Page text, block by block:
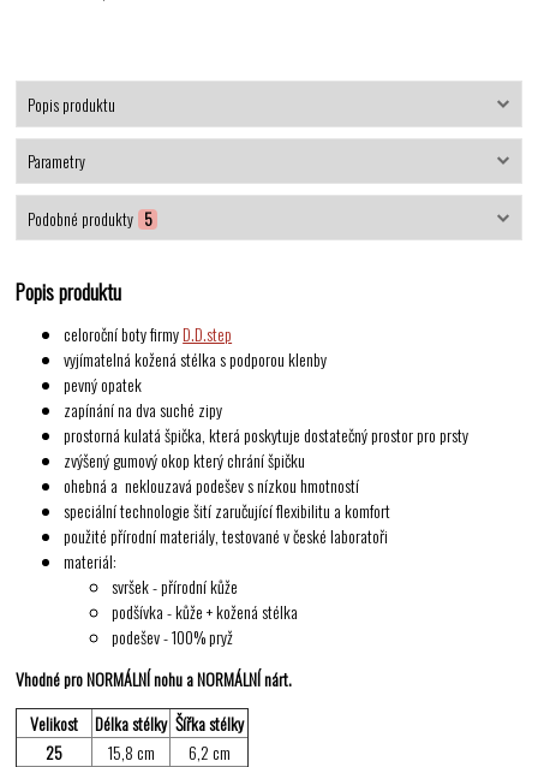
Popis produktu
Parametry
Podobné produkty 5
Popis produktu
celoroční boty firmyD.D.step
vyjímatelná kožená stélka s podporou klenby
pevný opatek
zapínání na dva suché zipy
prostorná kulatá špička, která poskytuje dostatečný prostor pro prsty
zvýšený gumový okop který chrání špičku
ohebná a neklouzavá podešev s nízkou hmotností
speciální technologie šití zaručující flexibilitu a komfort
použité přírodní materiály, testované v české laboratoři
materiál:
svršek - přírodní kůže
podšívka - kůže + kožená stélka
podešev - 100% pryž
Vhodné pro NORMÁLNÍ nohu a NORMÁLNÍ nárt.
Velikost
Délka stélky Šířka stélky
25
15,8 cm
6,2 cm